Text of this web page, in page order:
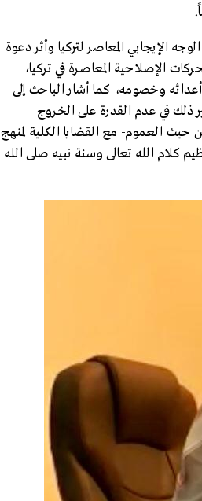
الإيجابي المعاصر لتركيا وأثر دعوة
الإصلاحية المعاصرة في تركيا،
وخصومه، كما أشار الباحث إلى
ذلك في عدم القدرة على الخروج
حيث العموم- مع القضايا الكلية لمنهج
الله تعالى وسنة نبيه صلى الله